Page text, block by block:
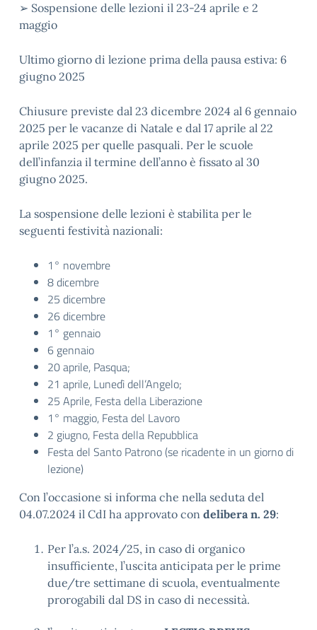
➢ Sospensione delle lezioni il 23-24 aprile e 2
maggio
Ultimo giorno di lezione prima della pausa estiva: 6
giugno 2025
Chiusure previste dal 23 dicembre 2024 al 6 gennaio
2025 per le vacanze di Natale e dal 17 aprile al 22
aprile 2025 per quelle pasquali. Per le scuole
dell’infanzia il termine dell’anno è fissato al 30
giugno 2025.
La sospensione delle lezioni è stabilita per le
seguenti festività nazionali:
1° novembre
8 dicembre
25 dicembre
26 dicembre
1° gennaio
6 gennaio
20 aprile, Pasqua;
21 aprile, Lunedì dell’Angelo;
25 Aprile, Festa della Liberazione
1° maggio, Festa del Lavoro
2 giugno, Festa della Repubblica
Festa del Santo Patrono (se ricadente in un giorno di
lezione)
Con l’occasione si informa che nella seduta del
04.07.2024 il CdI ha approvato con delibera n. 29:
Per l’a.s. 2024/25, in caso di organico
insufficiente, l’uscita anticipata per le prime
due/tre settimane di scuola, eventualmente
prorogabili dal DS in caso di necessità.